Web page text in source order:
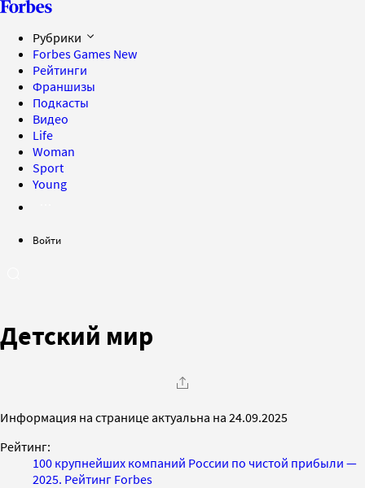
Рубрики
Forbes Games New
Рейтинги
Франшизы
Подкасты
Видео
Life
Woman
Sport
Young
Войти
Детский мир
Информация на странице актуальна на 24.09.2025
Рейтинг:
100 крупнейших компаний России по чистой прибыли —
2025. Рейтинг Forbes